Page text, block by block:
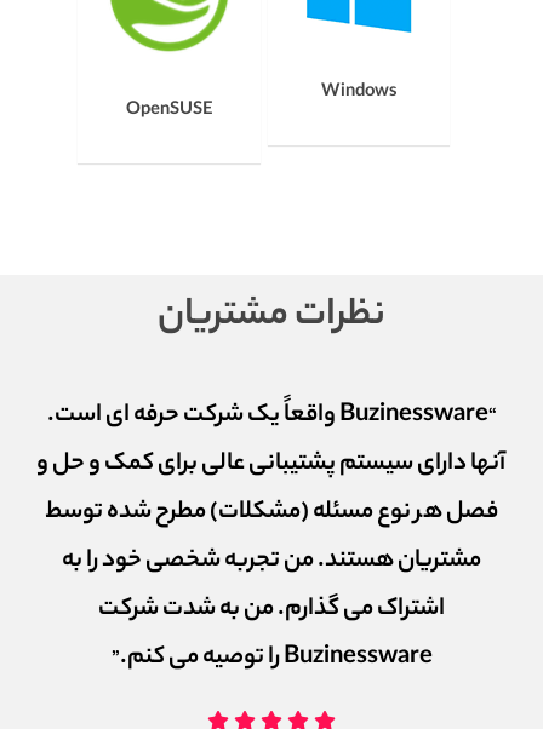
OpenSUSE
Windows
نظرات مشتریان
“
Buzinessware واقعاً یک شرکت حرفه ای است.
آنها دارای سیستم پشتیبانی عالی برای کمک و حل و
فصل هر نوع مسئله (مشکلات) مطرح شده توسط
مشتریان هستند. من تجربه شخصی خود را به
اشتراک می گذارم. من به شدت شرکت
Buzinessware را توصیه می کنم.
”